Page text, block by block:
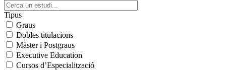
Tipus
Graus
Dobles titulacions
Màster i Postgraus
Executive Education
Cursos d’Especialització